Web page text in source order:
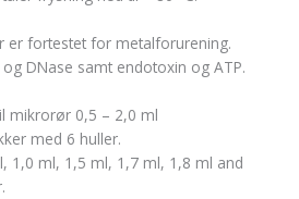
er fortestet for metalforurening.
DNase samt endotoxin og ATP.
mikrorør 0,5 – 2,0 ml
med 6 huller.
1,0 ml, 1,5 ml, 1,7 ml, 1,8 ml and